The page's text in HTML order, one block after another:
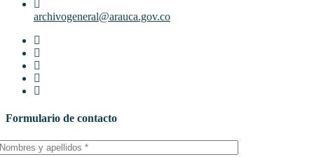
archivogeneral@arauca.gov.co
Formulario de contacto